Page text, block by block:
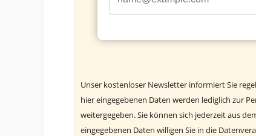
Unser kostenloser Newsletter informiert Sie
hier eingegebenen Daten werden lediglich zur
weitergegeben. Sie können sich jederzeit aus
eingegebenen Daten willigen Sie in die